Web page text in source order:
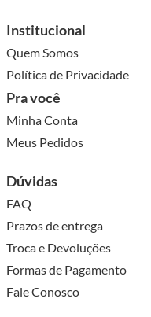
Institucional
Quem Somos
Política de Privacidade
Pra você
Minha Conta
Meus Pedidos
Dúvidas
FAQ
Prazos de entrega
Troca e Devoluções
Formas de Pagamento
Fale Conosco